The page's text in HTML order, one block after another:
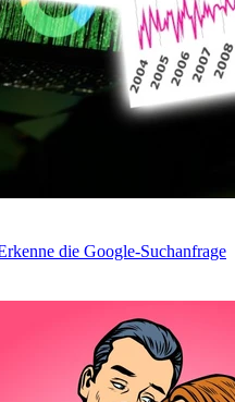
die Google-Suchanfrage